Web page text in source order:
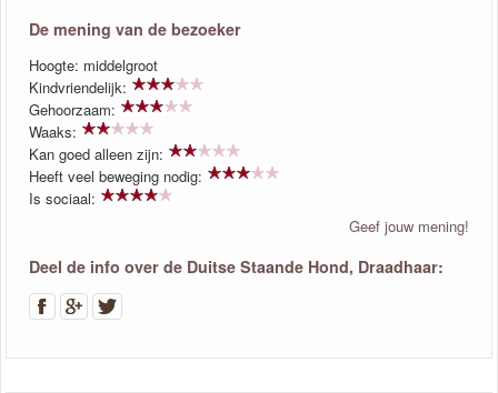
De mening van de bezoeker
Hoogte: middelgroot
Kindvriendelijk:
Gehoorzaam:
Waaks:
Kan goed alleen zijn:
Heeft veel beweging nodig:
Is sociaal:
Geef jouw mening!
Deel de info over de Duitse Staande Hond, Draadhaar: